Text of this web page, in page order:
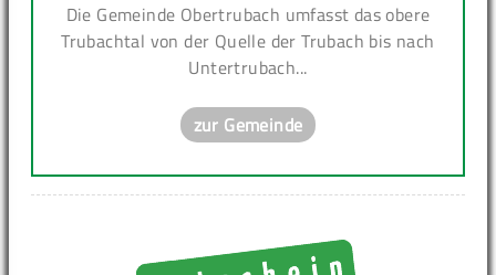
Die Gemeinde Obertrubach umfasst das obere
Trubachtal von der Quelle der Trubach bis nach
Untertrubach...
zur Gemeinde